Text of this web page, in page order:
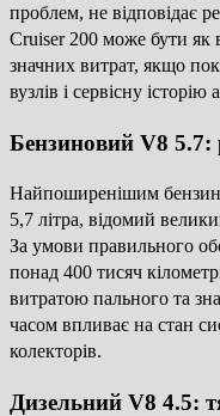
проблем, не відповідає
Cruiser 200 може бути як
значних витрат, якщо
вузлів і сервісну історію
Бензиновий V8 5.7:
Найпоширенішим
5,7 літра, відомий
За умови правильного
понад 400 тисяч
витратою пального та
часом впливає на стан
колекторів.
Дизельний V8 4.5: